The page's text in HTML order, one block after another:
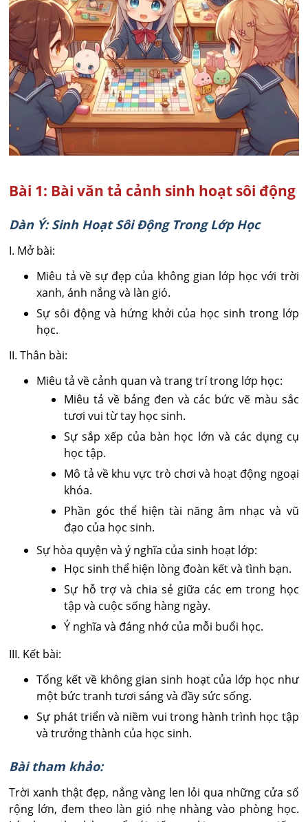
Bài 1: Bài văn tả cảnh sinh hoạt sôi động
Dàn Ý: Sinh Hoạt Sôi Động Trong Lớp Học
I. Mở bài:
Miêu tả về sự đẹp của không gian lớp học với trời
xanh, ánh nắng và làn gió.
Sự sôi động và hứng khởi của học sinh trong lớp
học.
II. Thân bài:
Miêu tả về cảnh quan và trang trí trong lớp học:
Miêu tả về bảng đen và các bức vẽ màu sắc
tươi vui từ tay học sinh.
Sự sắp xếp của bàn học lớn và các dụng cụ
học tập.
Mô tả về khu vực trò chơi và hoạt động ngoại
khóa.
Phần góc thể hiện tài năng âm nhạc và vũ
đạo của học sinh.
Sự hòa quyện và ý nghĩa của sinh hoạt lớp:
Học sinh thể hiện lòng đoàn kết và tình bạn.
Sự hỗ trợ và chia sẻ giữa các em trong học
tập và cuộc sống hàng ngày.
Ý nghĩa và đáng nhớ của mỗi buổi học.
III. Kết bài:
Tổng kết về không gian sinh hoạt của lớp học như
một bức tranh tươi sáng và đầy sức sống.
Sự phát triển và niềm vui trong hành trình học tập
và trưởng thành của học sinh.
Bài tham khảo:
Trời xanh thật đẹp, nắng vàng len lỏi qua những cửa sổ
rộng lớn, đem theo làn gió nhẹ nhàng vào phòng học.